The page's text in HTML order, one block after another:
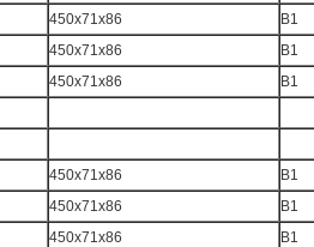
450x71x86
B1
450x71x86
B1
450x71x86
B1
450x71x86
B1
450x71x86
B1
450x71x86
B1